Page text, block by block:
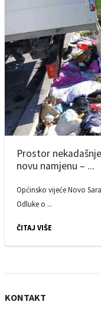
Prostor
novu namjenu – ...
Općinsko vijeće Novo
Odluke o ...
ČITAJ VIŠE
KONTAKT